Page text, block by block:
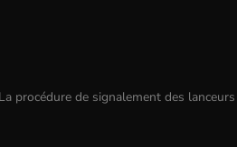
La procédure de signalement des lanceurs